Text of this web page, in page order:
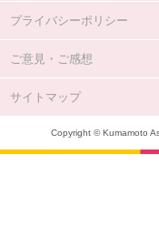
プライバシーポリシー
ご意見・ご感想
サイトマップ
Copyright © Kumamoto